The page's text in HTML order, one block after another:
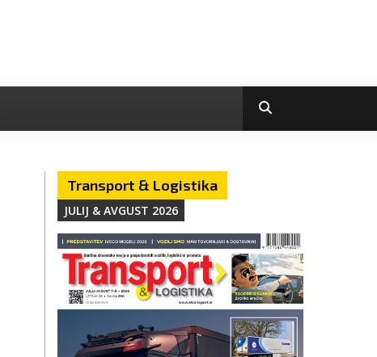
Transport & Logistika
JULIJ & AVGUST 2026